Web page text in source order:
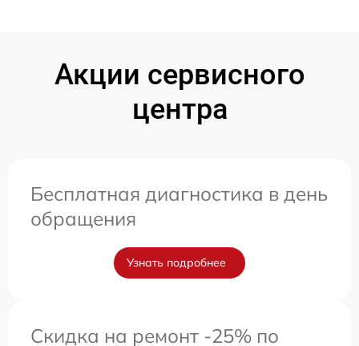
Акции сервисного
центра
Бесплатная диагностика в день
обращения
Узнать подробнее
Скидка на ремонт -25% по